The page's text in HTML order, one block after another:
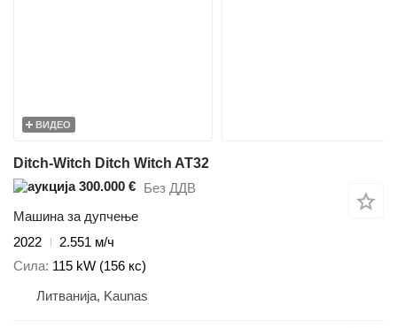
ВИДЕО
Ditch-Witch Ditch Witch AT32
300.000 € Без ДДВ
Машина за дупчење
2022
2.551 м/ч
Сила 115 kW (156 кс)
Литванија, Kaunas